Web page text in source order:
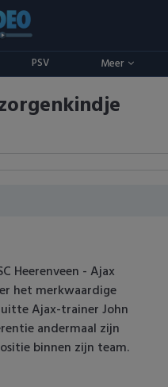
PSV Meer
Heerenveen - Ajax
het merkwaardige
Ajax-trainer John
andermaal zijn
binnen zijn team.